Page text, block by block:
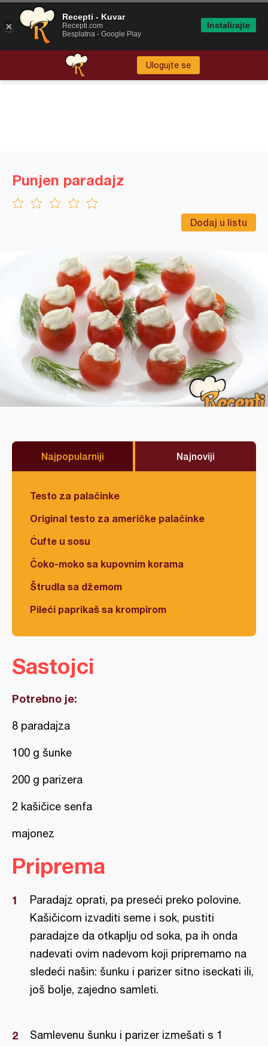
Ulogujte se
Dodaj u listu
Punjen paradajz
Najpopularniji Najnoviji
Testo za palačinke
Original testo za američke palačinke
Ćufte u sosu
Čoko-moko sa kupovnim korama
Štrudla sa džemom
Pileći paprikaš sa krompirom
Sastojci
Potrebno je:
8 paradajza
100 g šunke
200 g parizera
2 kašičice senfa
majonez
Priprema
Paradajz oprati, pa preseći preko polovine.
Kašičicom izvaditi seme i sok, pustiti
paradajze da otkaplju od soka, pa ih onda
nadevati ovim nadevom koji pripremamo na
sledeći našin: šunku i parizer sitno iseckati ili,
još bolje, zajedno samleti.
Samlevenu šunku i parizer izmešati s 1
Recepti - Kuvar
Recepti.com
Besplatna - Google Play
Instalirajte